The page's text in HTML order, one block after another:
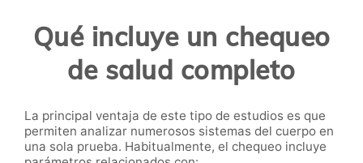
Qué incluye un chequeo
de salud completo
La principal ventaja de este tipo de estudios es que
permiten analizar numerosos sistemas del cuerpo en
una sola prueba. Habitualmente, el chequeo incluye